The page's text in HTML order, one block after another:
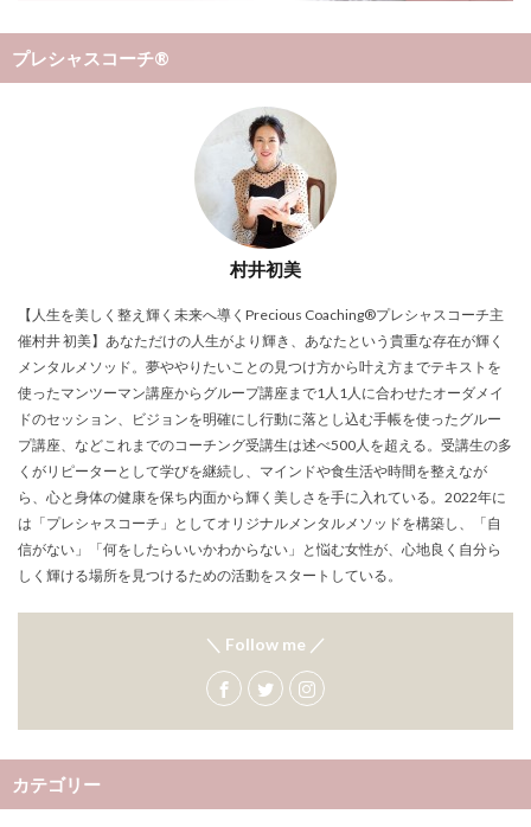
プレシャスコーチ®
村井初美
【人生を美しく整え輝く未来へ導くPrecious Coaching®プレシャスコーチ主
催村井 初美】あなただけの人生がより輝き、あなたという貴重な存在が輝く
メンタルメソッド。夢ややりたいことの見つけ方から叶え方までテキストを
使ったマンツーマン講座からグループ講座まで1人1人に合わせたオーダメイ
ドのセッション、ビジョンを明確にし行動に落とし込む手帳を使ったグルー
プ講座、などこれまでのコーチング受講生は述べ500人を超える。受講生の多
くがリピーターとして学びを継続し、マインドや食生活や時間を整えなが
ら、心と身体の健康を保ち内面から輝く美しさを手に入れている。2022年に
は「プレシャスコーチ」としてオリジナルメンタルメソッドを構築し、「自
信がない」「何をしたらいいかわからない」と悩む女性が、心地良く自分ら
しく輝ける場所を見つけるための活動をスタートしている。
＼ Follow me ／
カテゴリー